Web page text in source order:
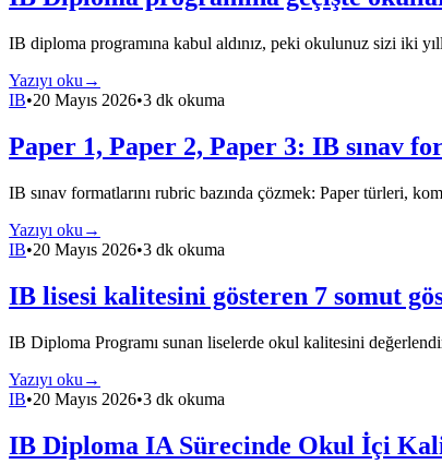
IB diploma programına kabul aldınız, peki okulunuz sizi iki
Yazıyı oku →
IB•20 Mayıs 2026•3 dk okuma
Paper 1, Paper 2, Paper 3: IB sınav
IB sınav formatlarını rubric bazında çözmek: Paper türleri,
Yazıyı oku →
IB•20 Mayıs 2026•3 dk okuma
IB lisesi kalitesini gösteren 7 somut
IB Diploma Programı sunan liselerde okul kalitesini
Yazıyı oku →
IB•20 Mayıs 2026•3 dk okuma
IB Diploma IA Sürecinde Okul İçi